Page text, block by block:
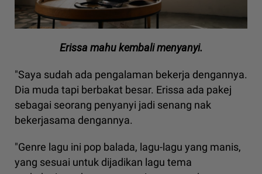
Erissa mahu kembali menyanyi.
"Saya sudah ada pengalaman bekerja dengannya.
Dia muda tapi berbakat besar. Erissa ada pakej
sebagai seorang penyanyi jadi senang nak
bekerjasama dengannya.
"Genre lagu ini pop balada, lagu-lagu yang manis,
yang sesuai untuk dijadikan lagu tema